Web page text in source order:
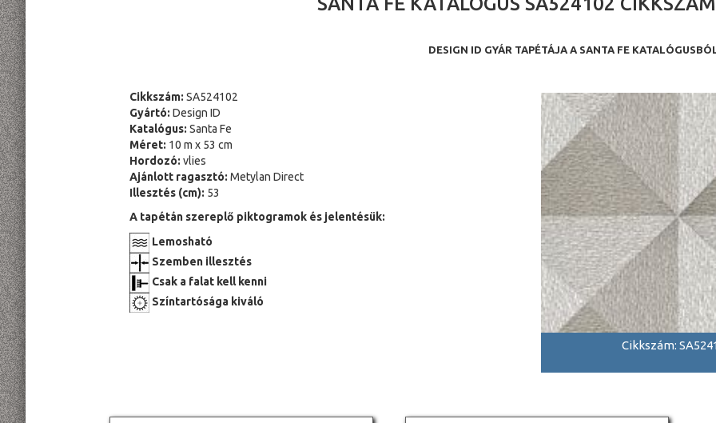
DESIGN ID GYÁR TAPÉTÁJA A SANTA FE
Cikkszám: SA524102
Gyártó: Design ID
Katalógus: Santa Fe
Méret: 10 m x 53 cm
Hordozó: vlies
Ajánlott ragasztó: Metylan Direct
Illesztés (cm): 53
A tapétán szereplő piktogramok és jelentésük:
Lemosható
Szemben illesztés
Csak a falat kell kenni
Színtartósága kiváló
Cikkszám: